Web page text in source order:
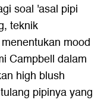
soal 'asal pipi
teknik
mood
Campbell dalam
high blush
pipinya yang